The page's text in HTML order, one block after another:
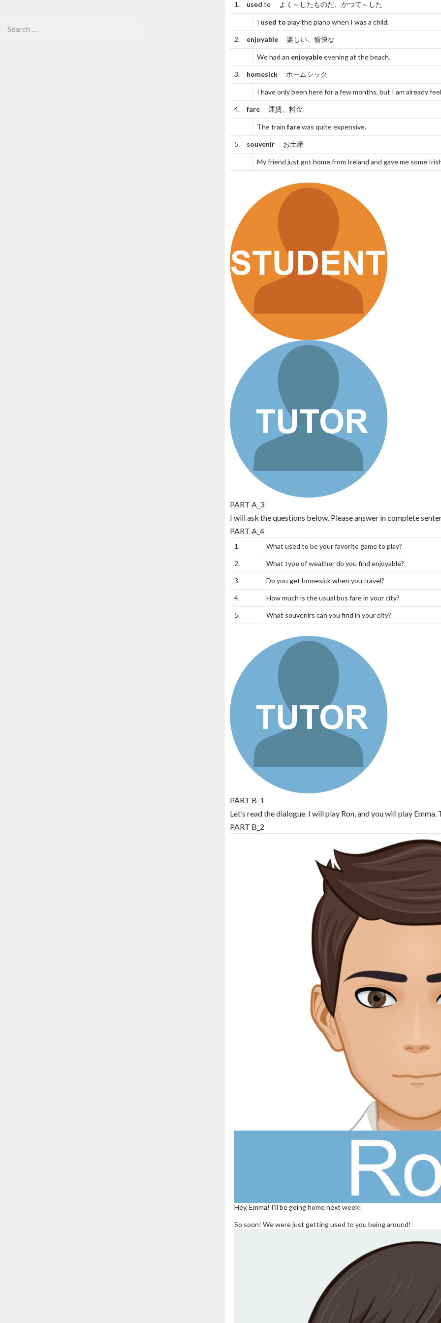
1. used to よく～したものだ、かつて～した
I used to play the piano when I was a child.
2. enjoyable 楽しい、愉快な
We had an enjoyableevening at the beach.
3. homesick ホームシック
I have only been here for a few months, but I am already
4. fare 運賃、料金
The train farewas quite expensive.
5. souvenir お土産
My friend just got home from Ireland and gave me some
PART A_3
I will ask the questions below. Please answer in complete
PART A_4
1. What used to be your favorite game to play?
2. What type of weather do you find enjoyable?
3. Do you get homesick when you travel?
4. How much is the usual bus fare in your city?
5. What souvenirs can you find in your city?
PART B_1
Let’s read the dialogue. I will play Ron, and you will play Emma.
PART B_2
Hey, Emma! I’ll be going home next week!
So soon! We were just getting used to you being around!
Search for: